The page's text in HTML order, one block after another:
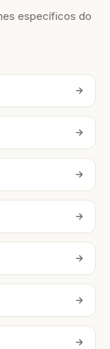
específicos do